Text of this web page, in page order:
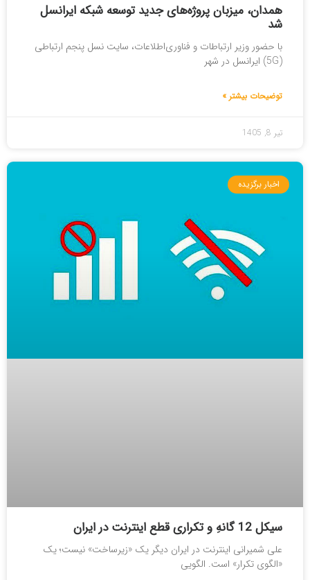
همدان، میزبان پروژه‌های جدید توسعه شبکه ایرانسل
شد
با حضور وزیر ارتباطات و فناوری‌اطلاعات، سایت نسل پنجم ارتباطی
(5G) ایرانسل در شهر
توضیحات بیشتر »
تیر 8, 1405
اخبار برگزیده
سیکل 12 گانهِ و تکراری قطع اینترنت در ایران
علی شمیرانی اینترنت در ایران دیگر یک «زیرساخت» نیست؛ یک
«الگوی تکرار» است. الگویی